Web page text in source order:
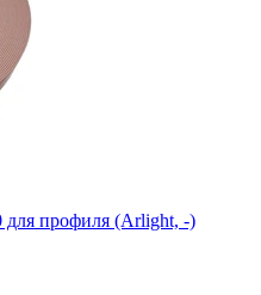
для профиля (Arlight, -)